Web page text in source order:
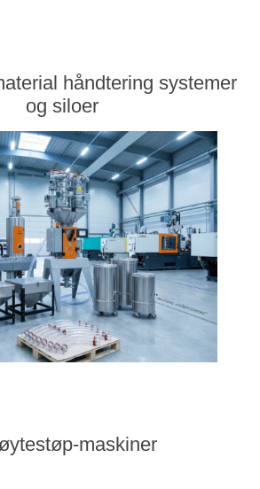
håndtering systemer
og siloer
maskiner